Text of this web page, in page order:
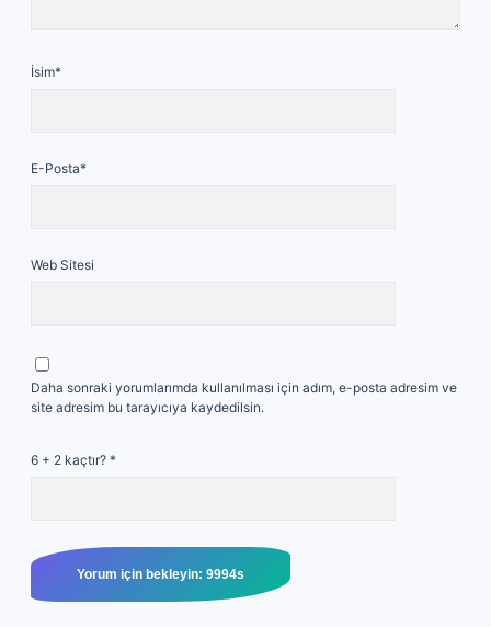
İsim*
E-Posta*
Web Sitesi
Daha sonraki yorumlarımda kullanılması için adım, e-posta adresim ve
site adresim bu tarayıcıya kaydedilsin.
6 + 2 kaçtır? *